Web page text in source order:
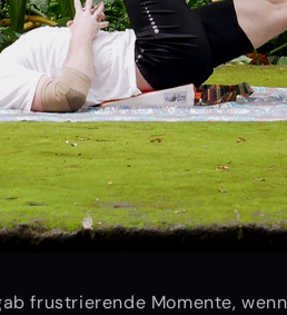
frustrierende Momente,